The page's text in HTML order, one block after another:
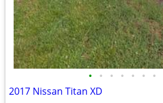
• • • • • • •
2017 Nissan Titan XD